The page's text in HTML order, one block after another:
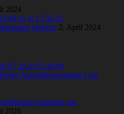
2024
gesperrt 2. April 2024
Jugendfischerkönig Luis
kommen aus
2026